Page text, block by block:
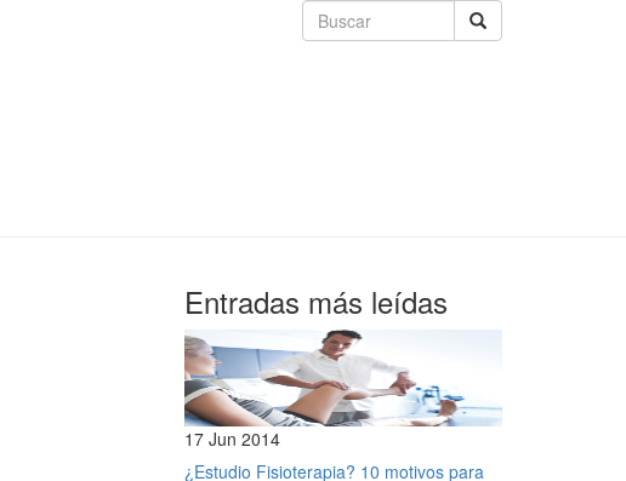
Entradas más leídas
17 Jun 2014
¿Estudio Fisioterapia? 10 motivos para